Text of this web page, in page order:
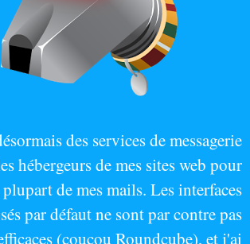
des services de messagerie
hébergeurs de mes sites web pour
de mes mails. Les interfaces
par défaut ne sont par contre pas
(coucou Roundcube), et j'ai